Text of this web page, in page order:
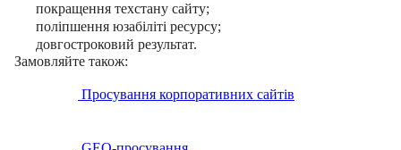
покращення техстану сайту;
поліпшення юзабіліті ресурсу;
довгостроковий результат.
Замовляйте також:
Просування корпоративних сайтів